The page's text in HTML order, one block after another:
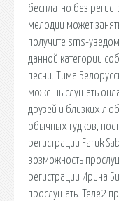
бесплатно без
мелодии может
получите sms-
данной категории
песни. Тима
можешь слушать
друзей и близких
обычных гудков,
регистрации Faruk
возможность
регистрации Ирина
прослушать. Теле2